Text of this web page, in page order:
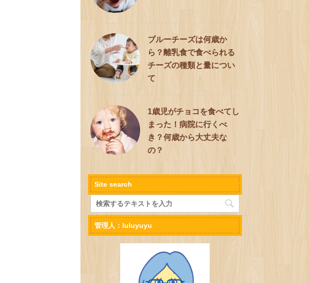
ブルーチーズは何歳か
ら？離乳食で食べられる
チーズの種類と量につい
て
1歳児がチョコを食べてし
まった！病院に行くべ
き？何歳から大丈夫な
の？
Site search
管理人：luluyuyu